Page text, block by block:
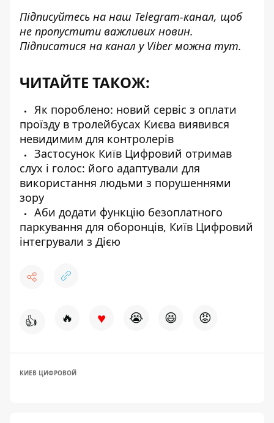
Підписуйтесь на наш Telegram-канал, щоб
не пропустити важливих новин.
Підписатися на канал у Viber можна тут.
ЧИТАЙТЕ ТАКОЖ:
Як пороблено: новий сервіс з оплати
проїзду в тролейбусах Києва виявився
невидимим для контролерів
Застосунок Київ Цифровий отримав
слух і голос: його адаптували для
використання людьми з порушеннями
зору
Аби додати функцію безоплатного
паркування для оборонців, Київ Цифровий
інтегрували з Дією
👍 🔥 ♥ 😭 😆 😡
КИЕВ ЦИФРОВОЙ